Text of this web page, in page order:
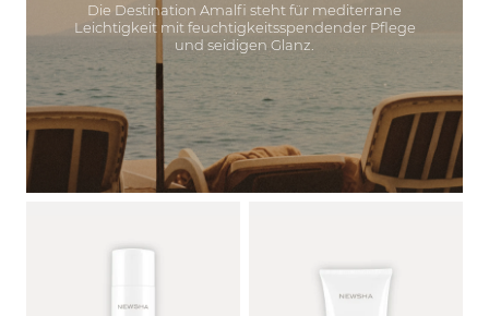
Die Destination Amalfi steht für mediterrane
Leichtigkeit mit feuchtigkeitsspendender Pflege
und seidigen Glanz.